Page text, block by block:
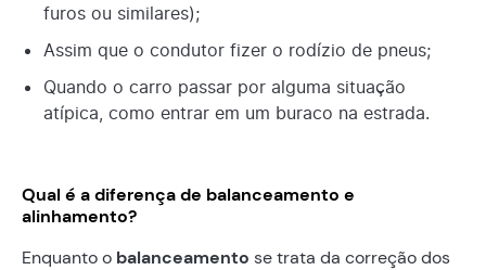
furos ou similares);
Assim que o condutor fizer o rodízio de pneus;
Quando o carro passar por alguma situação
atípica, como entrar em um buraco na estrada.
Qual é a diferença de balanceamento e
alinhamento?
Enquanto o balanceamento se trata da correção dos